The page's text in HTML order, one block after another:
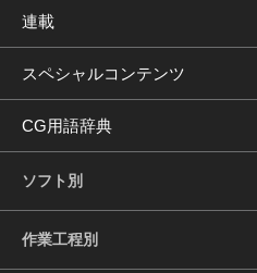
連載
スペシャルコンテンツ
CG用語辞典
ソフト別
作業工程別